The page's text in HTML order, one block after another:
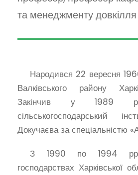
та менеджменту довкілля
Народився 22 вересня
Валківського району
Закінчив у 1989 р.
сільськогосподарський
Докучаєва за спеціальністю
З 1990 по 1994
господарствах Харківської